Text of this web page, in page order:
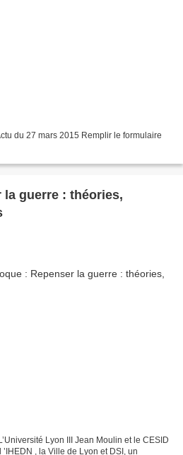
du 27 mars 2015 Remplir le formulaire
la guerre : théories,
Lyon III Jean Moulin et le CESID
, la Ville de Lyon et DSI, un